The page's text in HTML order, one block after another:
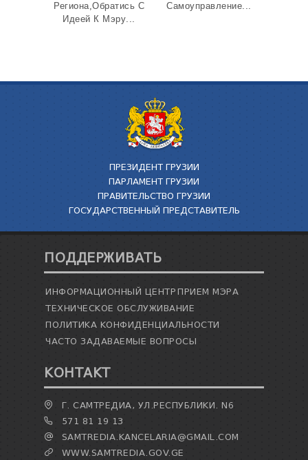
Региона,Обратись С
Идеей К Мэру...
Самоуправление...
ПРЕЗИДЕНТ ГРУЗИИ
ПАРЛАМЕНТ ГРУЗИИ
ПРАВИТЕЛЬСТВО ГРУЗИИ
ГОСУДАРСТВЕННЫЙ ПРЕДСТАВИТЕЛЬ
ПОДДЕРЖИВАТЬ
ИНФОРМАЦИОННЫЙ ЦЕНТРПРИЕМ МЭРА
ТЕХНИЧЕСКОЕ ОБСЛУЖИВАНИЕ
ПОЛИТИКА КОНФИДЕНЦИАЛЬНОСТИ
ЧАСТО ЗАДАВАЕМЫЕ ВОПРОСЫ
КОНТАКТ
Г. САМТРЕДИА, УЛ.РЕСПУБЛИКИ. N6
571 81 19 13
SAMTREDIA.KANCELARIA@GMAIL.COM
WWW.SAMTREDIA.GOV.GE